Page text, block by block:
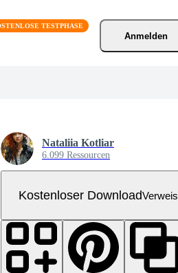
Anmelden
Nataliia Kotliar
6.099 Ressourcen
Kostenloser DownloadVerweis